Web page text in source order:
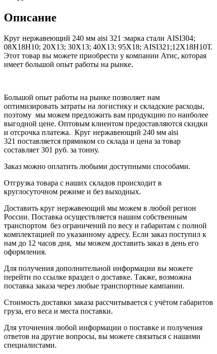
Описание
Круг нержавеющий 240 мм aisi 321 :марка стали AISI304;
08Х18Н10; 20Х13; 30Х13; 40Х13; 95Х18; AISI321;12Х18Н10Т.
Этот товар вы можете приобрести у компании Атис, которая
имеет большой опыт работы на рынке.
Большой опыт работы на рынке позволяет нам
оптимизировать затраты на логистику и складские расходы,
поэтому мы можем предложить вам продукцию по наиболее
выгодной цене. Оптовым клиентом предоставляются скидки
и отсрочка платежа. Круг нержавеющий 240 мм aisi
321 поставляется прямиком со склада и цена за товар
составляет 301 руб. за тонну.
Заказ можно оплатить любыми доступными способами.
Отгрузка товара с наших складов происходит в
круглосуточном режиме и без выходных.
Доставить круг нержавеющий мы можем в любой регион
России. Поставка осуществляется нашим собственным
транспортом без ограничений по весу и габаритам с полной
комплектацией по указанному адресу. Если заказ поступил к
нам до 12 часов дня, мы можем доставить заказ в день его
оформления.
Для получения дополнительной информации вы можете
перейти по ссылке враздел о доставке. Также, возможна
поставка заказа через любые транспортные кампании.
Стоимость доставки заказа рассчитывается с учётом габаритов
груза, его веса и места поставки.
Для уточнения любой информации о поставке и получения
ответов на другие вопросы, вы можете связаться с нашими
специалистами.